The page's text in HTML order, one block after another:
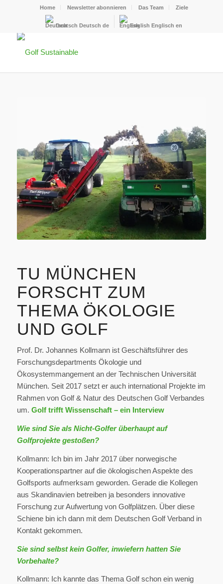
Home Newsletter abonnieren Das Team Ziele
Deutsch Deutsch de English Englisch en
TU MÜNCHEN
FORSCHT ZUM
THEMA ÖKOLOGIE
UND GOLF
Prof. Dr. Johannes Kollmann ist Geschäftsführer des
Forschungsdepartments Ökologie und
Ökosystemmangement an der Technischen Universität
München. Seit 2017 setzt er auch international Projekte im
Rahmen von Golf & Natur des Deutschen Golf Verbandes
um. Golf trifft Wissenschaft – ein Interview
Wie sind Sie als Nicht-Golfer überhaupt auf
Golfprojekte gestoßen?
Kollmann: Ich bin im Jahr 2017 über norwegische
Kooperationspartner auf die ökologischen Aspekte des
Golfsports aufmerksam geworden. Gerade die Kollegen
aus Skandinavien betreiben ja besonders innovative
Forschung zur Aufwertung von Golfplätzen. Über diese
Schiene bin ich dann mit dem Deutschen Golf Verband in
Kontakt gekommen.
Sie sind selbst kein Golfer, inwiefern hatten Sie
Vorbehalte?
Kollmann: Ich kannte das Thema Golf schon ein wenig